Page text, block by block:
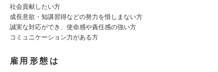
社会貢献したい方
成長意欲・知講習得などの努力を惜しまない方
誠実な対応ができ、使命感や責任感の強い方
コミュニケーション力がある方
雇用形態は